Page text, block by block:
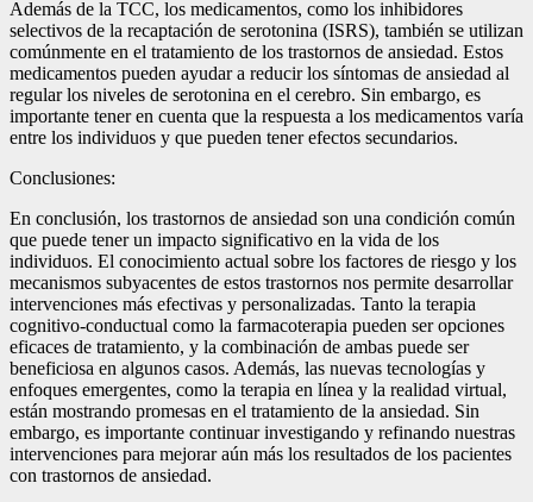
Además de la TCC, los medicamentos, como los inhibidores
selectivos de la recaptación de serotonina (ISRS), también se utilizan
comúnmente en el tratamiento de los trastornos de ansiedad. Estos
medicamentos pueden ayudar a reducir los síntomas de ansiedad al
regular los niveles de serotonina en el cerebro. Sin embargo, es
importante tener en cuenta que la respuesta a los medicamentos varía
entre los individuos y que pueden tener efectos secundarios.
Conclusiones:
En conclusión, los trastornos de ansiedad son una condición común
que puede tener un impacto significativo en la vida de los
individuos. El conocimiento actual sobre los factores de riesgo y los
mecanismos subyacentes de estos trastornos nos permite desarrollar
intervenciones más efectivas y personalizadas. Tanto la terapia
cognitivo-conductual como la farmacoterapia pueden ser opciones
eficaces de tratamiento, y la combinación de ambas puede ser
beneficiosa en algunos casos. Además, las nuevas tecnologías y
enfoques emergentes, como la terapia en línea y la realidad virtual,
están mostrando promesas en el tratamiento de la ansiedad. Sin
embargo, es importante continuar investigando y refinando nuestras
intervenciones para mejorar aún más los resultados de los pacientes
con trastornos de ansiedad.